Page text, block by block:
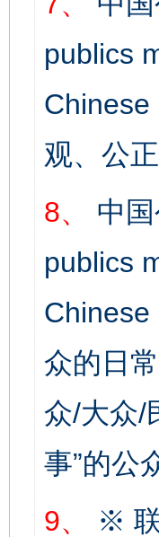
publics
Chinese
观、公
8、
中
publics
Chinese
众的日
众/大众/
事”的公
9、
※